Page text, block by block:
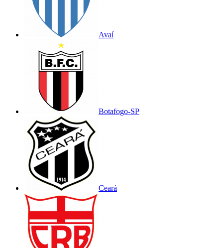
Avaí
Botafogo-SP
Ceará